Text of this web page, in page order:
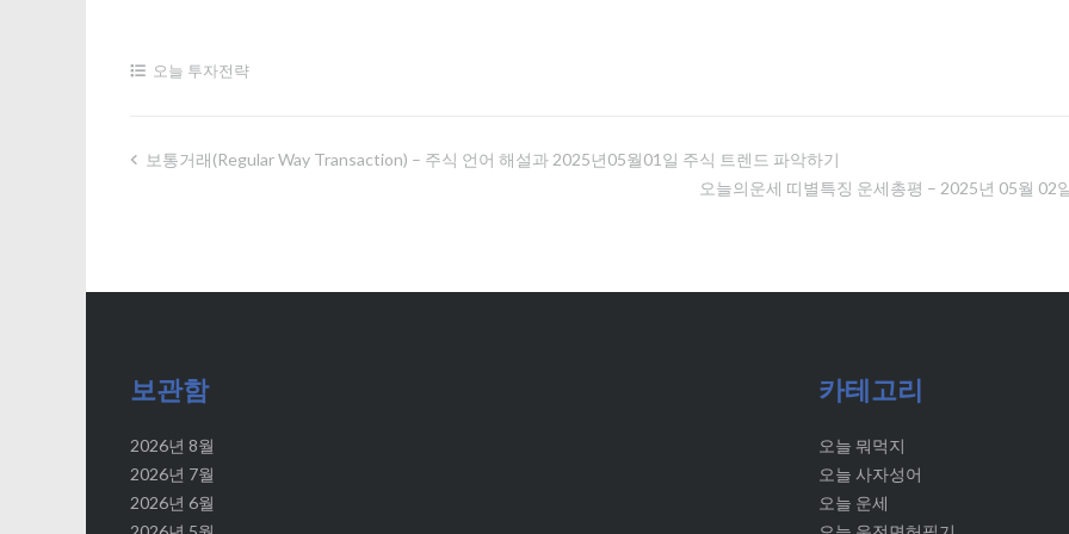
오늘 투자전략
글
비
션
보통거래(regular Way Transaction) – 주식 언어 해설과 2025년05월01일 주식 트렌드 파악하기
오늘의운세 띠별특징 운세총평 – 2025년 05월 02
보관함
2026년 8월
2026년 7월
2026년 6월
카테고리
오늘 뭐먹지
오늘 사자성어
오늘 운세